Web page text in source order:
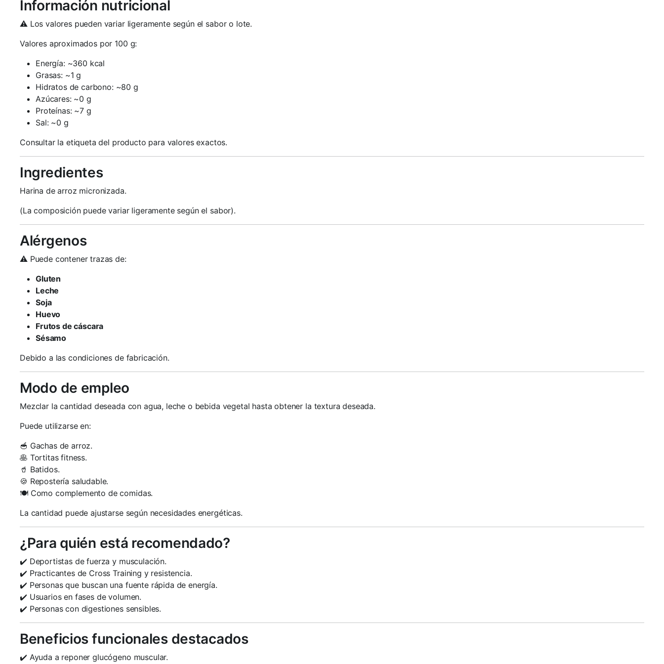
Información nutricional
⚠️ Los valores pueden variar ligeramente según el sabor o lote.
Valores aproximados por 100 g:
Energía: ~360 kcal
Grasas: ~1 g
Hidratos de carbono: ~80 g
Azúcares: ~0 g
Proteínas: ~7 g
Sal: ~0 g
Consultar la etiqueta del producto para valores exactos.
Ingredientes
Harina de arroz micronizada.
(La composición puede variar ligeramente según el sabor).
Alérgenos
⚠️ Puede contener trazas de:
Gluten
Leche
Soja
Huevo
Frutos de cáscara
Sésamo
Debido a las condiciones de fabricación.
Modo de empleo
Mezclar la cantidad deseada con agua, leche o bebida vegetal hasta obtener la textura deseada.
Puede utilizarse en:
🥣 Gachas de arroz.
🥞 Tortitas fitness.
🥤 Batidos.
🍪 Repostería saludable.
🍽️ Como complemento de comidas.
La cantidad puede ajustarse según necesidades energéticas.
¿Para quién está recomendado?
✔️ Deportistas de fuerza y musculación.
✔️ Practicantes de Cross Training y resistencia.
✔️ Personas que buscan una fuente rápida de energía.
✔️ Usuarios en fases de volumen.
✔️ Personas con digestiones sensibles.
Beneficios funcionales destacados
✔️ Ayuda a reponer glucógeno muscular.